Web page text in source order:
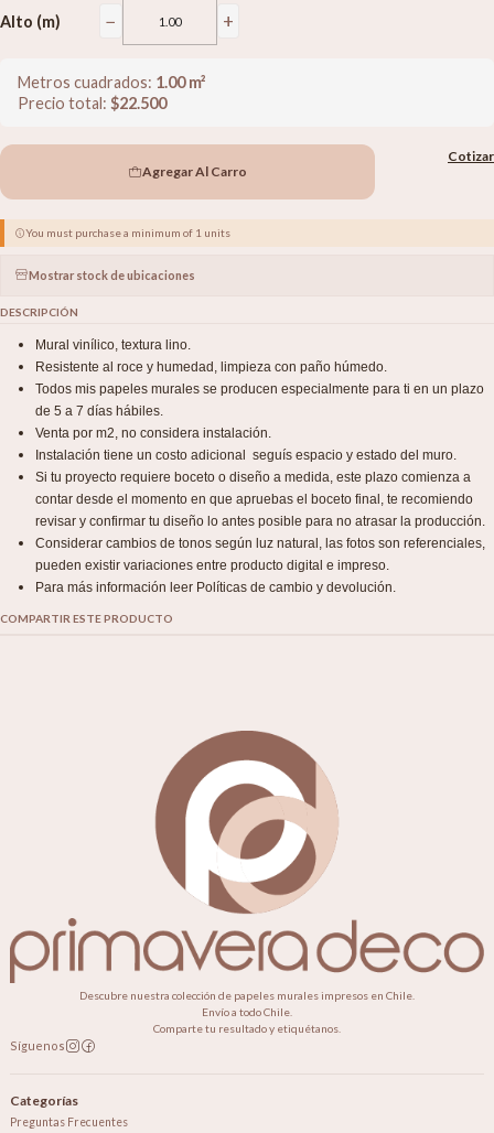
Alto (m) − +
Metros cuadrados: 1.00m²
Precio total: $22.500
Agregar Al Carro
Cotizar
You must purchase a minimum of 1 units
Mostrar stock de ubicaciones
DESCRIPCIÓN
Mural vinílico, textura lino.
Resistente al roce y humedad, limpieza con paño húmedo.
Todos mis papeles murales se producen especialmente para ti en un plazo
de 5 a 7 días hábiles.
Venta por m2, no considera instalación.
Instalación tiene un costo adicional seguís espacio y estado del muro.
Si tu proyecto requiere boceto o diseño a medida, este plazo comienza a
contar desde el momento en que apruebas el boceto final, te recomiendo
revisar y confirmar tu diseño lo antes posible para no atrasar la producción.
Considerar cambios de tonos según luz natural, las fotos son referenciales,
pueden existir variaciones entre producto digital e impreso.
Para más información leer Políticas de cambio y devolución.
COMPARTIR ESTE PRODUCTO
Descubre nuestra colección de papeles murales impresos en Chile.
Envío a todo Chile.
Comparte tu resultado y etiquétanos.
Síguenos
Categorías
Preguntas Frecuentes